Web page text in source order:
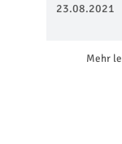
23.08.2021
Mehr